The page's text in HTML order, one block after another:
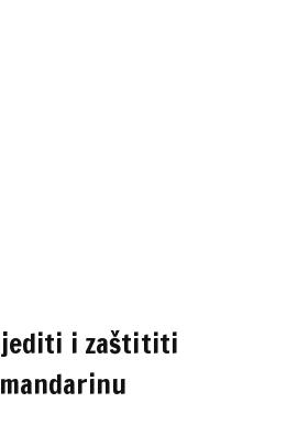
i zaštititi